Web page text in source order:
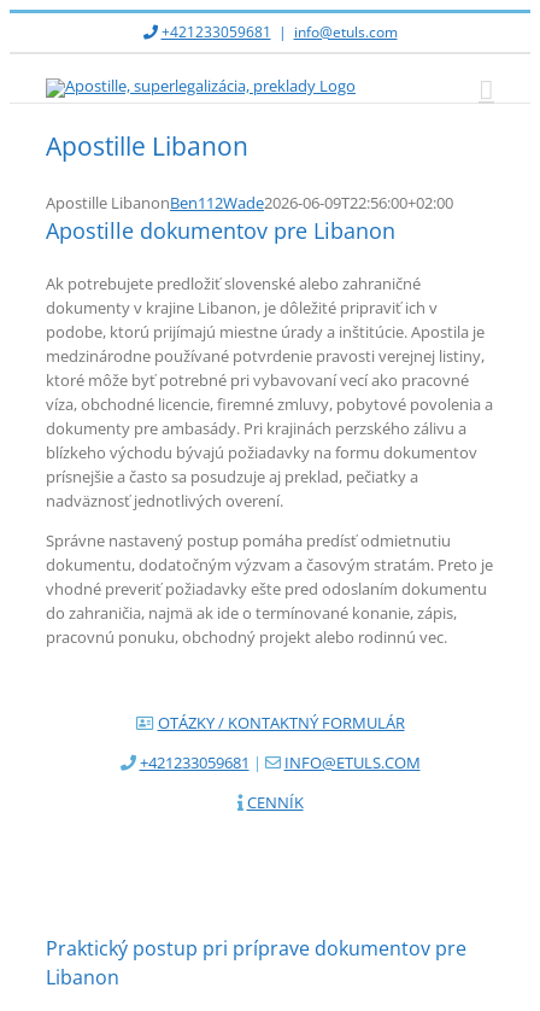
Skip
+421233059681 | info@etuls.com
Apostille Libanon
Apostille LibanonBen112Wade2026-06-09T22:56:00+02:00
Apostille dokumentov pre Libanon
Ak potrebujete predložiť slovenské alebo zahraničné
dokumenty v krajine Libanon, je dôležité pripraviť ich v
podobe, ktorú prijímajú miestne úrady a inštitúcie. Apostila je
medzinárodne používané potvrdenie pravosti verejnej listiny,
ktoré môže byť potrebné pri vybavovaní vecí ako pracovné
víza, obchodné licencie, firemné zmluvy, pobytové povolenia a
dokumenty pre ambasády. Pri krajinách perzského zálivu a
blízkeho východu bývajú požiadavky na formu dokumentov
prísnejšie a často sa posudzuje aj preklad, pečiatky a
nadväznosť jednotlivých overení.
Správne nastavený postup pomáha predísť odmietnutiu
dokumentu, dodatočným výzvam a časovým stratám. Preto je
vhodné preveriť požiadavky ešte pred odoslaním dokumentu
do zahraničia, najmä ak ide o termínované konanie, zápis,
pracovnú ponuku, obchodný projekt alebo rodinnú vec.
OTÁZKY / KONTAKTNÝ FORMULÁR
+421233059681 |
INFO@ETULS.COM
CENNÍK
Praktický postup pri príprave dokumentov pre
Libanon